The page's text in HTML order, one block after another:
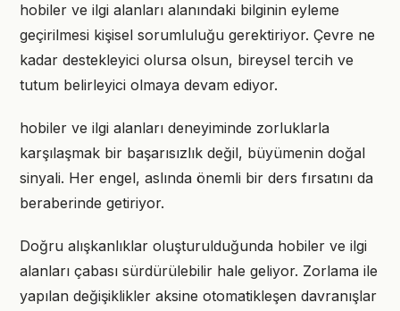
hobiler ve ilgi alanları alanındaki bilginin eyleme
geçirilmesi kişisel sorumluluğu gerektiriyor. Çevre ne
kadar destekleyici olursa olsun, bireysel tercih ve
tutum belirleyici olmaya devam ediyor.
hobiler ve ilgi alanları deneyiminde zorluklarla
karşılaşmak bir başarısızlık değil, büyümenin doğal
sinyali. Her engel, aslında önemli bir ders fırsatını da
beraberinde getiriyor.
Doğru alışkanlıklar oluşturulduğunda hobiler ve ilgi
alanları çabası sürdürülebilir hale geliyor. Zorlama ile
yapılan değişiklikler aksine otomatikleşen davranışlar